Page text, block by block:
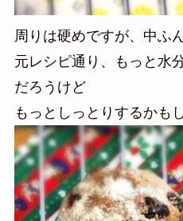
周りは硬めですが、中ふ
元レシピ通り、もっと水
だろうけど
もっとしっとりするかも